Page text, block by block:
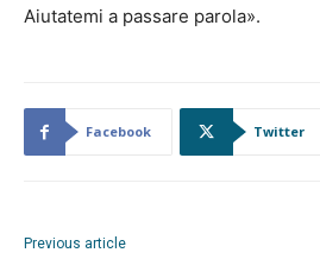
Aiutatemi a passare parola».
Facebook Twitter
Previous article